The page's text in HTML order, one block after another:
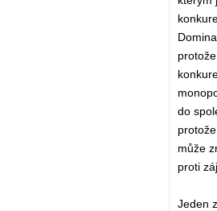
do
může
proti
Jeden